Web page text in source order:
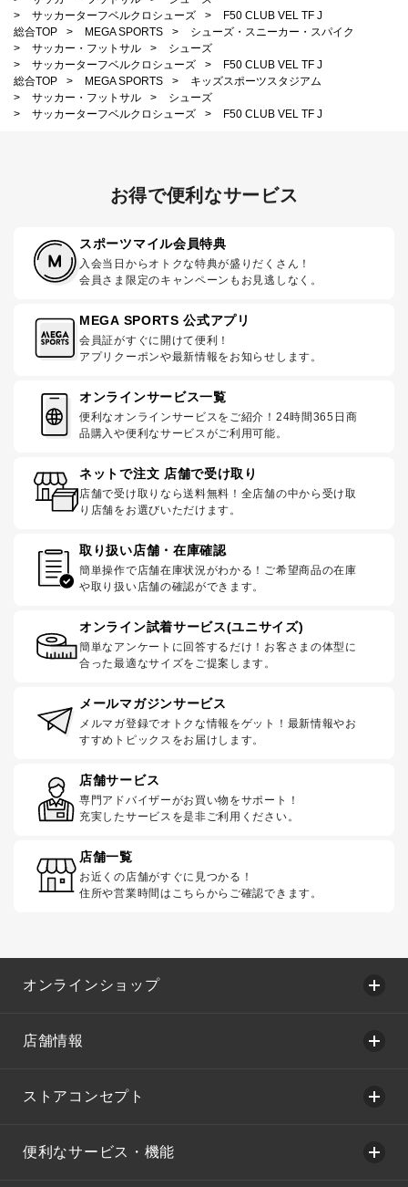
>
サッカーターフベルクロシューズ >
F50 CLUB VEL TF J
総合TOP
> MEGA SPORTS >
シューズ・スニーカー・スパイク
>
サッカー・フットサル >
シューズ
>
サッカーターフベルクロシューズ >
F50 CLUB VEL TF J
総合TOP
> MEGA SPORTS >
キッズスポーツスタジアム
>
サッカー・フットサル >
シューズ
>
サッカーターフベルクロシューズ > F50 CLUB VEL TF J
お得で便利なサービス
スポーツマイル会員特典
入会当日からオトクな特典が盛りだくさん！
会員さま限定のキャンペーンもお見逃しなく。
MEGA SPORTS 公式アプリ
会員証がすぐに開けて便利！
アプリクーポンや最新情報をお知らせします。
オンラインサービス一覧
便利なオンラインサービスをご紹介！24時間365日商
品購入や便利なサービスがご利用可能。
ネットで注文 店舗で受け取り
店舗で受け取りなら送料無料！全店舗の中から受け取
り店舗をお選びいただけます。
取り扱い店舗・在庫確認
簡単操作で店舗在庫状況がわかる！ご希望商品の在庫
や取り扱い店舗の確認ができます。
オンライン試着サービス(ユニサイズ)
簡単なアンケートに回答するだけ！お客さまの体型に
合った最適なサイズをご提案します。
メールマガジンサービス
メルマガ登録でオトクな情報をゲット！最新情報やお
すすめトピックスをお届けします。
店舗サービス
専門アドバイザーがお買い物をサポート！
充実したサービスを是非ご利用ください。
店舗一覧
お近くの店舗がすぐに見つかる！
住所や営業時間はこちらからご確認できます。
オンラインショップ
店舗情報
ストアコンセプト
便利なサービス・機能